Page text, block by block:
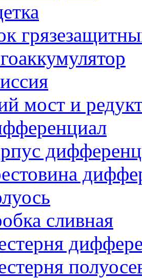
мост и
сливная